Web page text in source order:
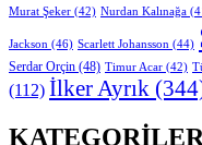
Murat Şeker (42) Nurdan Kalınağa
Jackson (46) Scarlett Johansson (44)
Serdar Orçin (48) Timur Acar (42)
(112) İlker Ayrık